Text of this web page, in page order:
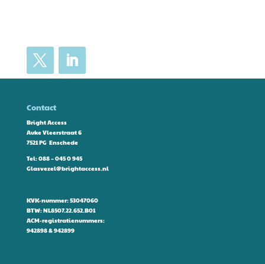
Contact
Bright Access
Auke Vleerstraat 6
7521 PG Enschede
Tel:088 – 045 0 945
Glasvezel@brightaccess.nl
KVK-nummer: 53047060
BTW: NL8507.22.652.B01
ACM-registratienummers:
942898 & 942899